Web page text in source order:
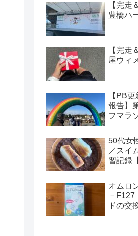
【完走
豊橋ハ
【完走
屋ウィ
【PB
報告】
フマラ
50代女
／スイ
習記録
オムロ
－F127
ドの交